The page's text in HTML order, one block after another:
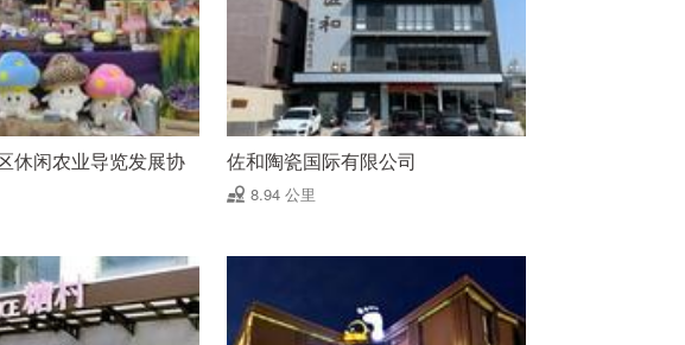
休闲农业导览发展协
佐和陶瓷国际有限公司
8.94 公里